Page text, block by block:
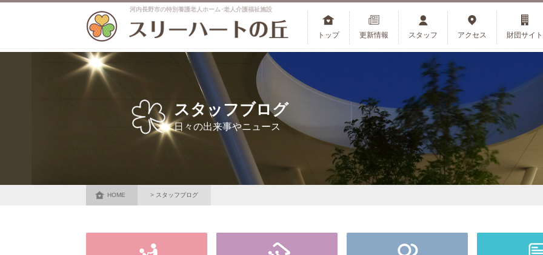
河内長野市の特別養護老人ホーム･老人介護福祉施設
トップ 更新情報 スタッフ アクセス 財団サイト
スタッフブログ
日々の出来事やニュース
HOME スタッフブログ